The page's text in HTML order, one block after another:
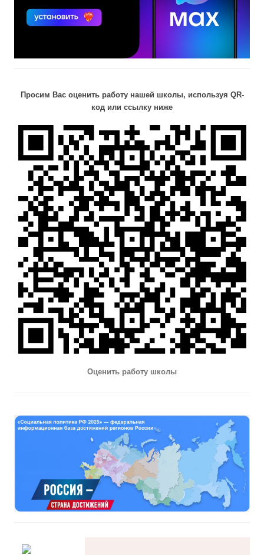
Просим Вас оценить работу нашей школы, используя QR-
код или ссылку ниже
Оценить работу школы